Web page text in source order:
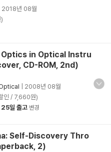
2018년 08월
in Optical Instru
CD-ROM, 2nd)
2008년 08월
인 / 7,660원)
일 출고 변경
Self-Discovery Thro
2)